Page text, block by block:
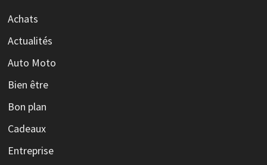
Achats
Actualités
Auto Moto
Bien être
Bon plan
Cadeaux
Entreprise